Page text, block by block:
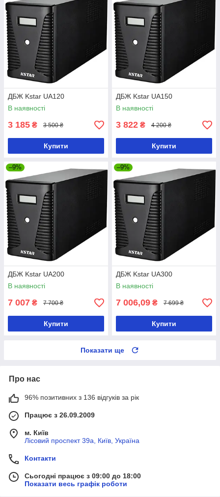
ДБЖ Kstar UA120
В наявності
3 185 ₴ 3 500 ₴
Купити
ДБЖ Kstar UA150
В наявності
3 822 ₴ 4 200 ₴
Купити
–9%
ДБЖ Kstar UA200
В наявності
7 007 ₴ 7 700 ₴
Купити
–9%
ДБЖ Kstar UA300
В наявності
7 006,09 ₴ 7 699 ₴
Купити
Показати ще
Про нас
96% позитивних з 136 відгуків за рік
Працює з 26.09.2009
м. Київ
Лісовий проспект 39а, Київ, Україна
Контакти
Сьогодні працює з 09:00 до 18:00
Показати весь графік роботи